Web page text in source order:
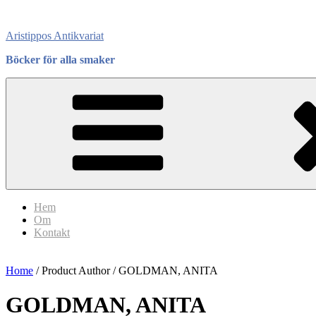
content
Aristippos Antikvariat
Böcker för alla smaker
Hem
Om
Kontakt
Home / Product Author / GOLDMAN, ANITA
GOLDMAN, ANITA